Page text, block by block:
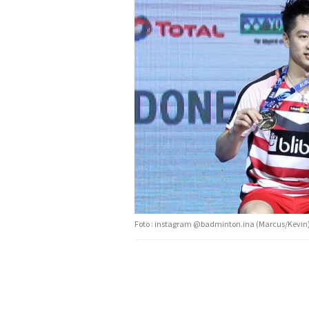
Foto : instagram @badminton.ina (Marcus/